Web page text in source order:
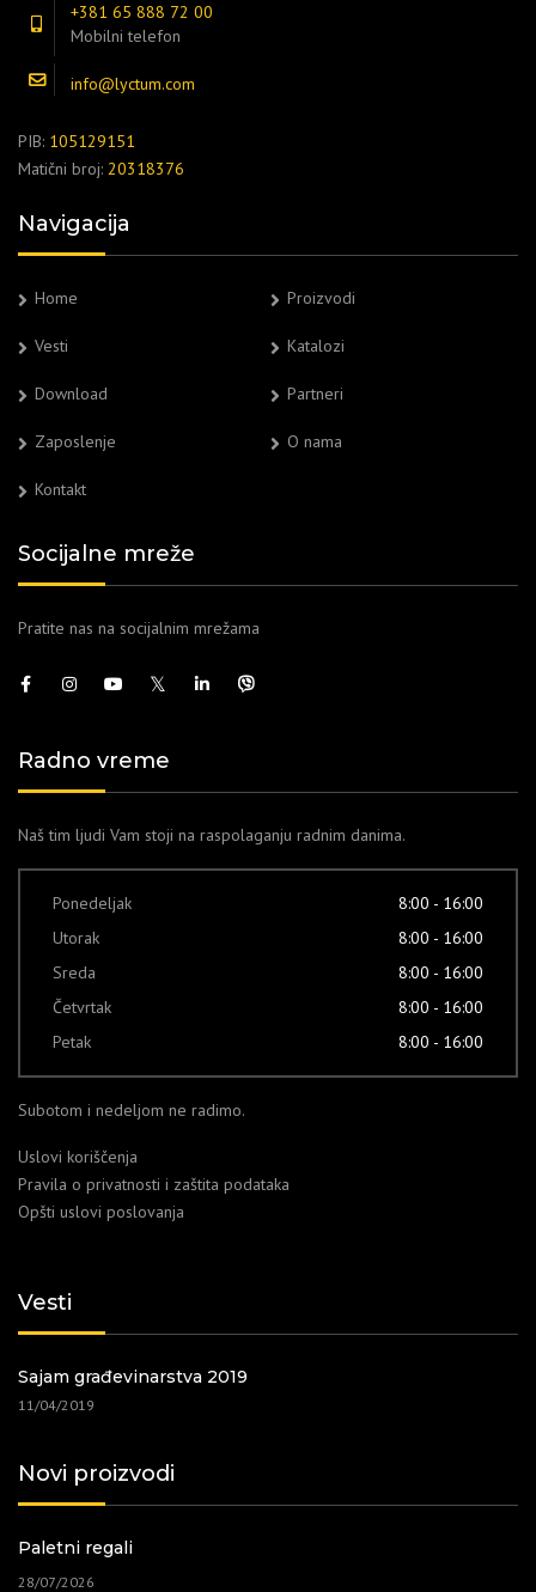
+381 65 888 72 00
Mobilni telefon
info@lyctum.com
PIB: 105129151
Matični broj: 20318376
Navigacija
Home Proizvodi
Vesti Katalozi
Download Partneri
Zaposlenje O nama
Kontakt
Socijalne mreže
Pratite nas na socijalnim mrežama
Radno vreme
Naš tim ljudi Vam stoji na raspolaganju radnim danima.
Ponedeljak
8:00 - 16:00
Utorak
8:00 - 16:00
Sreda
8:00 - 16:00
Četvrtak
8:00 - 16:00
Petak
8:00 - 16:00
Subotom i nedeljom ne radimo.
Uslovi koriščenja
Pravila o privatnosti i zaštita podataka
Opšti uslovi poslovanja
Vesti
Sajam građevinarstva 2019
11/04/2019
Novi proizvodi
Paletni regali
28/07/2026